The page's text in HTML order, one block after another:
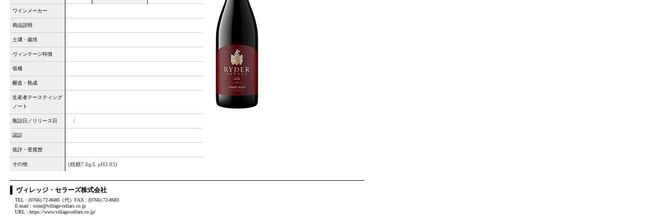
ワインメーカー
商品説明
土壌・栽培
ヴィンテージ特徴
収穫
醸造・熟成
生産者テースティング
ノート
瓶詰日／リリース日 /
認証
批評・受賞歴
その他 (残糖7.6g/L pH3.83)
ヴィレッジ・セラーズ株式会社
TEL : (0766) 72-8680（代）FAX : (0766) 72-8681
E-mail : wine@village-cellars.co.jp
URL : https://www.village-cellars.co.jp/